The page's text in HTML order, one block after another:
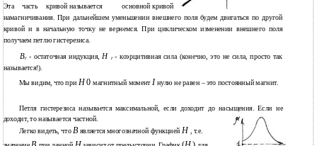
Эта часть кривой называется
основной кривой
намагничивания. При дальнейшем уменьшении внешнего поля будем двигаться по другой
кривой и в начальную точку не вернемся. При циклическом изменении внешнего поля
получаем петлю гистерезиса.
Br - остаточная индукция, H r- коэрцитивная сила (конечно, это не сила, просто так
называется!).
Мы видим, что при H0магнитный моментIнулю не равен – это постоянный магнит.
Петля гистерезиса называется максимальной, если доходит до насыщения. Если не
доходит, то называется частной.
Легко видеть, чтоBявляется многозначной функциейH , т.е.